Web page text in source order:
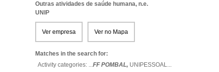
Outras atividades de saúde humana, n.e.
UNIP
Ver empresa Ver no Mapa
Matches in the search for:
Activity categories: ...FF POMBAL, UNIPESSOAL...